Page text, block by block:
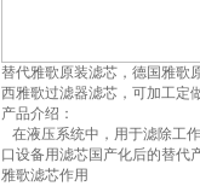
替代雅歌原装滤芯，德国雅歌
西雅歌过滤器滤芯，可加工定
产品介绍：
在液压系统中，用于滤除工
口设备用滤芯国产化后的替代
雅歌滤芯作用